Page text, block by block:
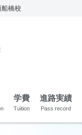
橋校
学費
Tuition
進路実績
Pass record